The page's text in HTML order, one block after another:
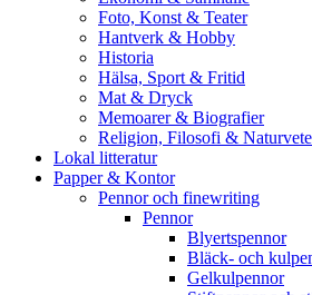
Foto, Konst & Teater
Hantverk & Hobby
Historia
Hälsa, Sport & Fritid
Mat & Dryck
Memoarer & Biografier
Religion, Filosofi &
Lokal litteratur
Papper & Kontor
Pennor och finewriting
Pennor
Blyertspennor
Bläck- och
Gelkulpennor